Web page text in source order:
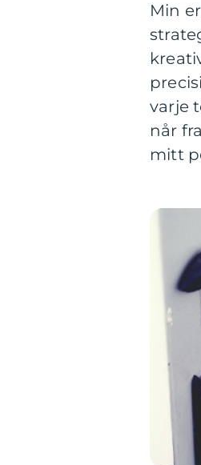
Min
varje
når
mitt